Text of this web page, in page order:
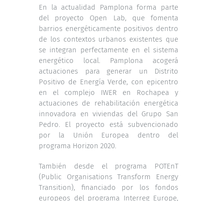
En la actualidad Pamplona forma parte
del proyecto Open Lab, que fomenta
barrios energéticamente positivos dentro
de los contextos urbanos existentes que
se integran perfectamente en el sistema
energético local. Pamplona acogerá
actuaciones para generar un Distrito
Positivo de Energía Verde, con epicentro
en el complejo IWER en Rochapea y
actuaciones de rehabilitación energética
innovadora en viviendas del Grupo San
Pedro. El proyecto está subvencionado
por la Unión Europea dentro del
programa Horizon 2020.
También desde el programa POTEnT
(Public Organisations Transform Energy
Transition), financiado por los fondos
europeos del programa Interreg Europe,